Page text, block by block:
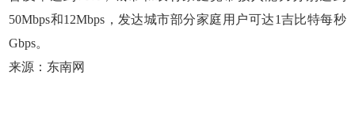
50Mbps和12Mbps，发达城市部分家庭用户可达1吉比特每秒
Gbps。
来源：东南网